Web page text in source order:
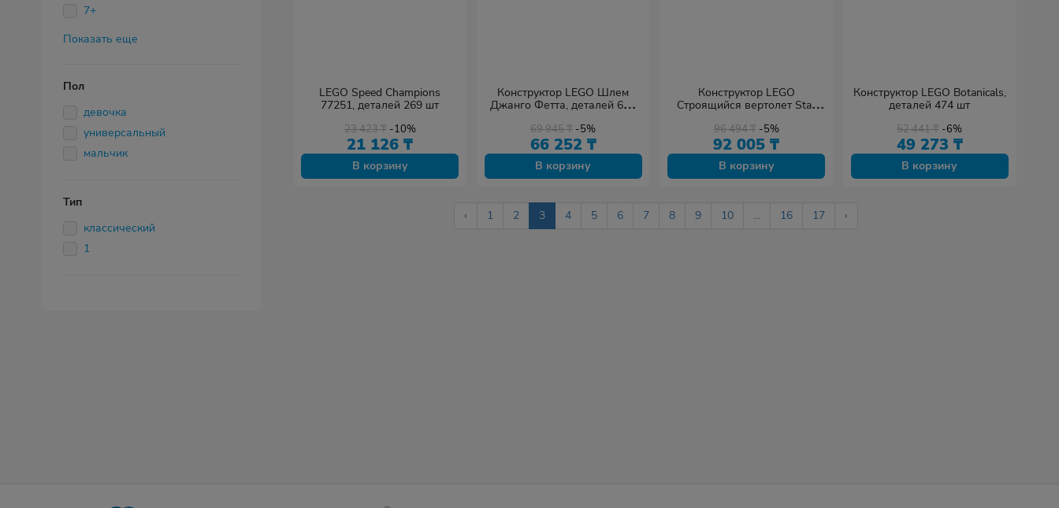
7+
Показать еще
Пол
девочка
универсальный
мальчик
Тип
классический
1
LEGO Speed Champions
77251, деталей 269 шт
23 423₸ -10%
21 126 ₸
В корзину
Конструктор LEGO Шлем
Джанго Фетта, деталей 616
69 945₸ -5%
66 252 ₸
В корзину
Конструктор LEGO
Строящийся вертолет Star
96 494₸ -5%
92 005 ₸
В корзину
Конструктор LEGO Botanicals,
деталей 474 шт
52 441₸ -6%
49 273 ₸
В корзину
‹ 1 2 3 4 5 6 7 8 9 10 ... 16 17 ›